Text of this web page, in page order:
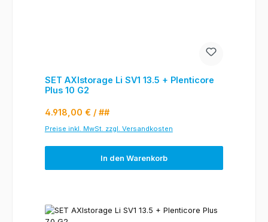
SET AXIstorage Li SV1 13.5 + Plenticore
Plus 10 G2
Regulärer Preis:
4.918,00 € / ##
Preise inkl. MwSt. zzgl. Versandkosten
In den Warenkorb